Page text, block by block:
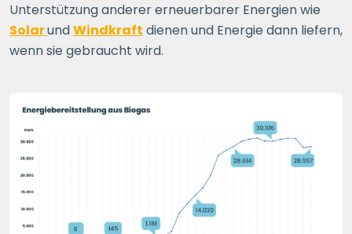
Unterstützung anderer erneuerbarer Energien wie
SolarundWindkraft dienen und Energie dann liefern,
wenn sie gebraucht wird.